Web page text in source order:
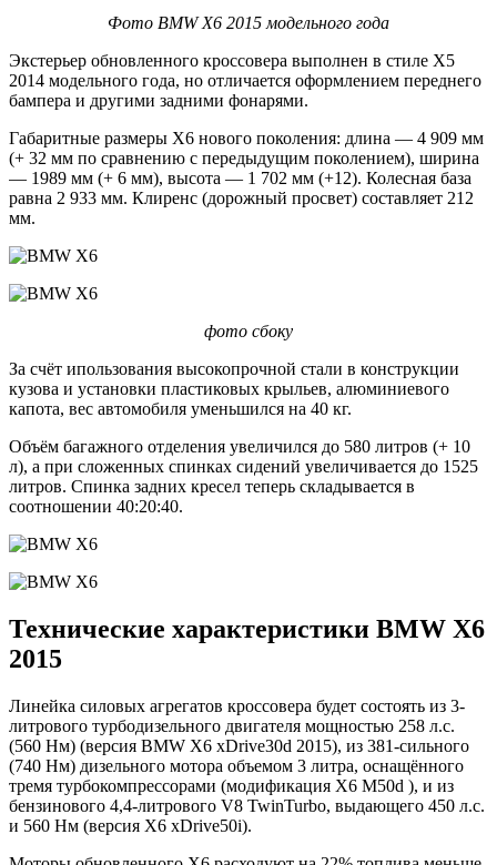
Фото BMW X6 2015 модельного года
Экстерьер обновленного кроссовера выполнен в стиле X5
2014 модельного года, но отличается оформлением переднего
бампера и другими задними фонарями.
Габаритные размеры X6 нового поколения: длина — 4 909 мм
(+ 32 мм по сравнению с передыдущим поколением), ширина
— 1989 мм (+ 6 мм), высота — 1 702 мм (+12). Колесная база
равна 2 933 мм. Клиренс (дорожный просвет) составляет 212
мм.
фото сбоку
За счёт ипользования высокопрочной стали в конструкции
кузова и установки пластиковых крыльев, алюминиевого
капота, вес автомобиля уменьшился на 40 кг.
Объём багажного отделения увеличился до 580 литров (+ 10
л), а при сложенных спинках сидений увеличивается до 1525
литров. Спинка задних кресел теперь складывается в
соотношении 40:20:40.
Технические характеристики BMW X6
2015
Линейка силовых агрегатов кроссовера будет состоять из 3-
литрового турбодизельного двигателя мощностью 258 л.с.
(560 Нм) (версия BMW X6 xDrive30d 2015), из 381-сильного
(740 Нм) дизельного мотора объемом 3 литра, оснащённого
тремя турбокомпрессорами (модификация X6 M50d ), и из
бензинового 4,4-литрового V8 TwinTurbo, выдающего 450 л.с.
и 560 Нм (версия X6 xDrive50i).